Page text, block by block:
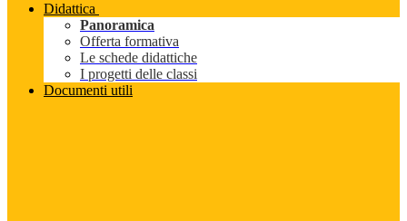
Didattica
Panoramica
Offerta formativa
Le schede didattiche
I progetti delle classi
Documenti utili